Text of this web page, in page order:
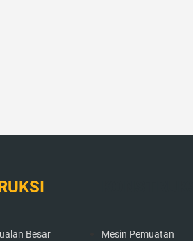
Besar
Mesin Pemuatan